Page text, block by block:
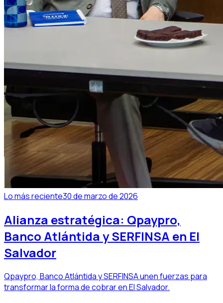
Lo más reciente30 de marzo de 2026
Alianza estratégica: Qpaypro,
Banco Atlántida y SERFINSA en El
Salvador
Qpaypro, Banco Atlántida y SERFINSA unen fuerzas para
transformar la forma de cobrar en El Salvador.